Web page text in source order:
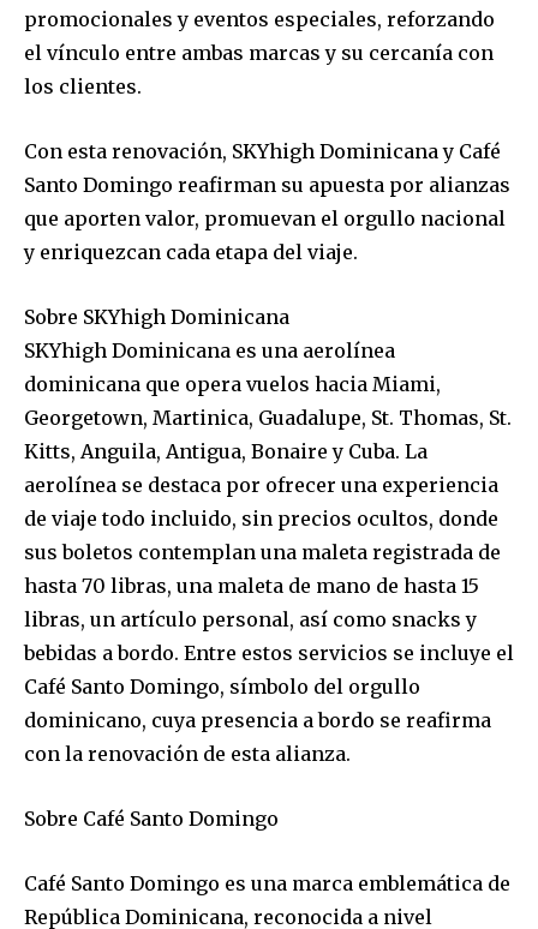
promocionales y eventos especiales, reforzando
el vínculo entre ambas marcas y su cercanía con
los clientes.
Con esta renovación, SKYhigh Dominicana y Café
Santo Domingo reafirman su apuesta por alianzas
que aporten valor, promuevan el orgullo nacional
y enriquezcan cada etapa del viaje.
Sobre SKYhigh Dominicana
SKYhigh Dominicana es una aerolínea
dominicana que opera vuelos hacia Miami,
Georgetown, Martinica, Guadalupe, St. Thomas, St.
Kitts, Anguila, Antigua, Bonaire y Cuba. La
aerolínea se destaca por ofrecer una experiencia
de viaje todo incluido, sin precios ocultos, donde
sus boletos contemplan una maleta registrada de
hasta 70 libras, una maleta de mano de hasta 15
libras, un artículo personal, así como snacks y
bebidas a bordo. Entre estos servicios se incluye el
Café Santo Domingo, símbolo del orgullo
dominicano, cuya presencia a bordo se reafirma
con la renovación de esta alianza.
Sobre Café Santo Domingo
Café Santo Domingo es una marca emblemática de
República Dominicana, reconocida a nivel